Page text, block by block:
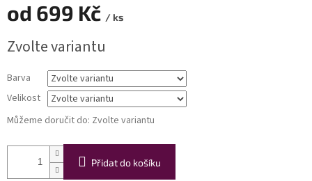
od 699 Kč / ks
cena:
Zvolte variantu
Barva
Velikost
Můžeme doručit do: Zvolte variantu
Přidat do košíku